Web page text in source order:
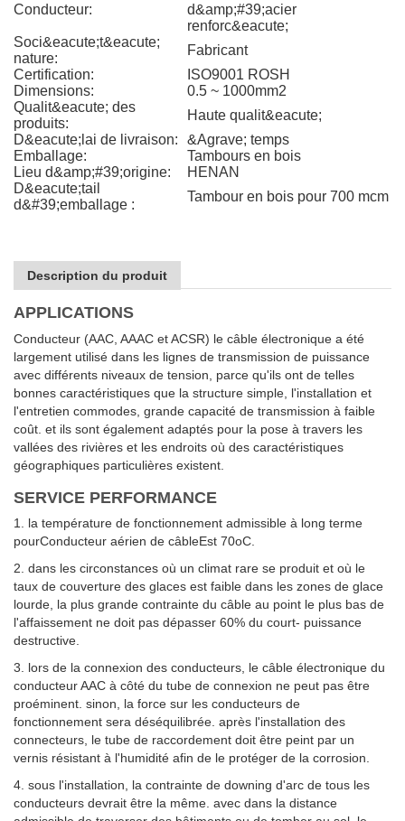
Conducteur:
d&amp;#39;acier
renforc&eacute;
Soci&eacute;t&eacute;
nature:
Fabricant
Certification:
ISO9001 ROSH
Dimensions:
0.5 ~ 1000mm2
Qualit&eacute; des
produits:
Haute qualit&eacute;
D&eacute;lai de livraison:
&Agrave; temps
Emballage:
Tambours en bois
Lieu d&amp;#39;origine:
HENAN
D&eacute;tail
d&#39;emballage :
Tambour en bois pour 700 mcm
Description du produit
APPLICATIONS
Conducteur (AAC, AAAC et ACSR) le câble électronique a été
largement utilisé dans les lignes de transmission de puissance
avec différents niveaux de tension, parce qu'ils ont de telles
bonnes caractéristiques que la structure simple, l'installation et
l'entretien commodes, grande capacité de transmission à faible
coût. et ils sont également adaptés pour la pose à travers les
vallées des rivières et les endroits où des caractéristiques
géographiques particulières existent.
SERVICE PERFORMANCE
1. la température de fonctionnement admissible à long terme
pourConducteur aérien de câbleEst 70oC.
2. dans les circonstances où un climat rare se produit et où le
taux de couverture des glaces est faible dans les zones de glace
lourde, la plus grande contrainte du câble au point le plus bas de
l'affaissement ne doit pas dépasser 60% du court- puissance
destructive.
3. lors de la connexion des conducteurs, le câble électronique du
conducteur AAC à côté du tube de connexion ne peut pas être
proéminent. sinon, la force sur les conducteurs de
fonctionnement sera déséquilibrée. après l'installation des
connecteurs, le tube de raccordement doit être peint par un
vernis résistant à l'humidité afin de le protéger de la corrosion.
4. sous l'installation, la contrainte de downing d'arc de tous les
conducteurs devrait être la même. avec dans la distance